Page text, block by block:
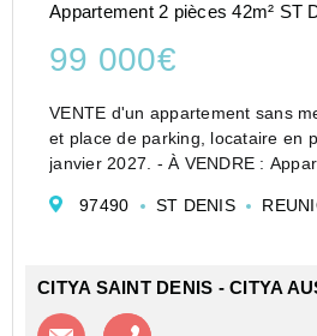
Appartement 2 pièces 42m² ST
99 000€
VENTE d'un appartement sans
et place de parking, locataire en
janvier 2027. - À VENDRE :
Cet appartement, situé dans un
97490 ST DENIS
CITYA SAINT DENIS - CITYA
Contacter l'agence